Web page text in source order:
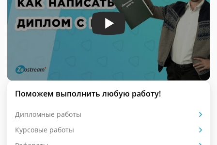
Поможем выполнить любую работу!
Дипломные работы
Курсовые работы